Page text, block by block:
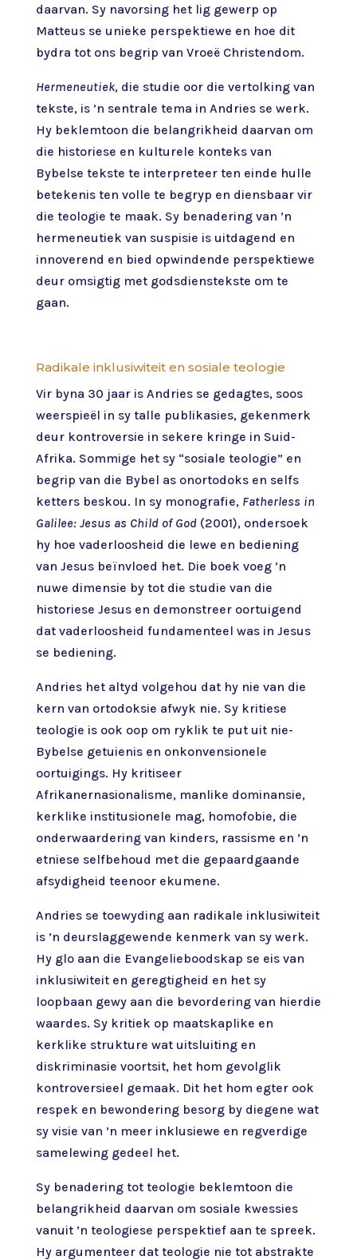
daarvan. Sy navorsing het lig gewerp op
Matteus se unieke perspektiewe en hoe dit
bydra tot ons begrip van Vroeë Christendom.
Hermeneutiek, die studie oor die vertolking van
tekste, is ’n sentrale tema in Andries se werk.
Hy beklemtoon die belangrikheid daarvan om
die historiese en kulturele konteks van
Bybelse tekste te interpreteer ten einde hulle
betekenis ten volle te begryp en diensbaar vir
die teologie te maak. Sy benadering van ’n
hermeneutiek van suspisie is uitdagend en
innoverend en bied opwindende perspektiewe
deur omsigtig met godsdienstekste om te
gaan.
Radikale inklusiwiteit en sosiale teologie
Vir byna 30 jaar is Andries se gedagtes, soos
weerspieël in sy talle publikasies, gekenmerk
deur kontroversie in sekere kringe in Suid-
Afrika. Sommige het sy “sosiale teologie” en
begrip van die Bybel as onortodoks en selfs
ketters beskou. In sy monografie, Fatherless in
Galilee: Jesus as Child of God(2001), ondersoek
hy hoe vaderloosheid die lewe en bediening
van Jesus beïnvloed het. Die boek voeg ’n
nuwe dimensie by tot die studie van die
historiese Jesus en demonstreer oortuigend
dat vaderloosheid fundamenteel was in Jesus
se bediening.
Andries het altyd volgehou dat hy nie van die
kern van ortodoksie afwyk nie. Sy kritiese
teologie is ook oop om ryklik te put uit nie-
Bybelse getuienis en onkonvensionele
oortuigings. Hy kritiseer
Afrikanernasionalisme, manlike dominansie,
kerklike institusionele mag, homofobie, die
onderwaardering van kinders, rassisme en ’n
etniese selfbehoud met die gepaardgaande
afsydigheid teenoor ekumene.
Andries se toewyding aan radikale inklusiwiteit
is ’n deurslaggewende kenmerk van sy werk.
Hy glo aan die Evangelieboodskap se eis van
inklusiwiteit en geregtigheid en het sy
loopbaan gewy aan die bevordering van hierdie
waardes. Sy kritiek op maatskaplike en
kerklike strukture wat uitsluiting en
diskriminasie voortsit, het hom gevolglik
kontroversieel gemaak. Dit het hom egter ook
respek en bewondering besorg by diegene wat
sy visie van ’n meer inklusiewe en regverdige
samelewing gedeel het.
Sy benadering tot teologie beklemtoon die
belangrikheid daarvan om sosiale kwessies
vanuit ’n teologiese perspektief aan te spreek.
Hy argumenteer dat teologie nie tot abstrakte